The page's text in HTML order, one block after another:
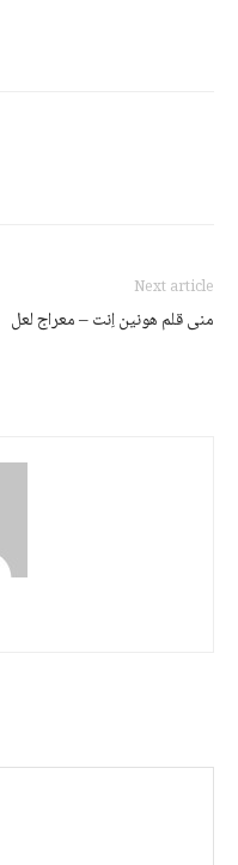
Next article
منی قلم ھونین اِنت – معراج لعل